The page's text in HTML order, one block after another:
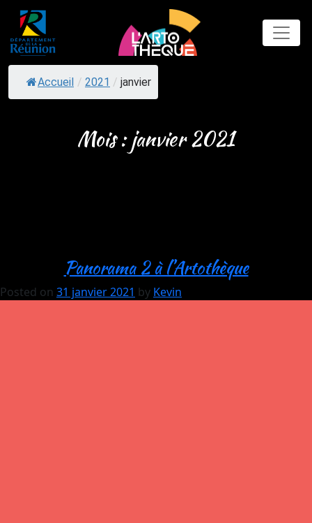
Skip
content
Accueil / 2021 / janvier
Mois :janvier 2021
Panorama 2 à l’Artothèque
Posted on 31 janvier 2021 by Kevin